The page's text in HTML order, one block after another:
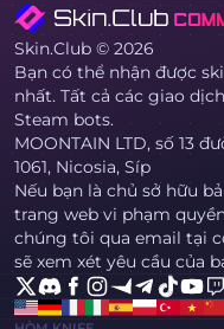
Skin.Club © 2026
Bạn có thể nhận được
nhất. Tất cả các giao
Steam bots.
MOONTAIN LTD, số 13
1061, Nicosia, Síp
Nếu bạn là chủ sở hữu
trang web vi phạm
chúng tôi qua email tại
sẽ xem xét yêu cầu của